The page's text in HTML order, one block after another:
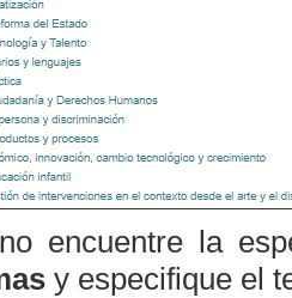
encuentre la
y especifique el